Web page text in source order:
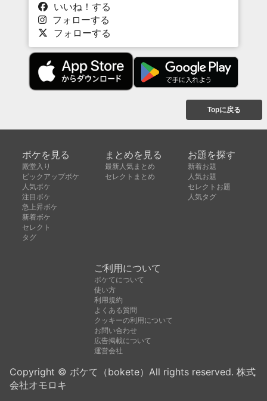
いいね！する
フォローする
フォローする
Topに戻る
ボケを見る
殿堂入り
ピックアップボケ
人気ボケ
注目ボケ
急上昇ボケ
新着ボケ
セレクト
タグ
まとめを見る
最新人気まとめ
セレクトまとめ
お題を探す
新着お題
人気お題
セレクトお題
人気タグ
ご利用について
ボケてについて
使い方
利用規約
よくある質問
クッキーの利用について
お問い合わせ
広告掲載について
運営会社
Copyright © ボケて（bokete）All rights reserved. 株式
会社オモロキ